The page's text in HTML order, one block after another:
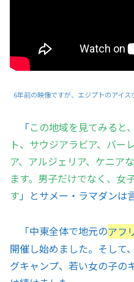
6年前の映像ですが、エジプトのアイス
「この地域を見てみると
ト、サウジアラビア、バー
ア、アルジェリア、ケニア
ます。男子だけでなく、女
す 」とサメー・ラマダンは
「中東全体で地元のアフ
開催し始めました。そして
グキャンプ、若い女の子の